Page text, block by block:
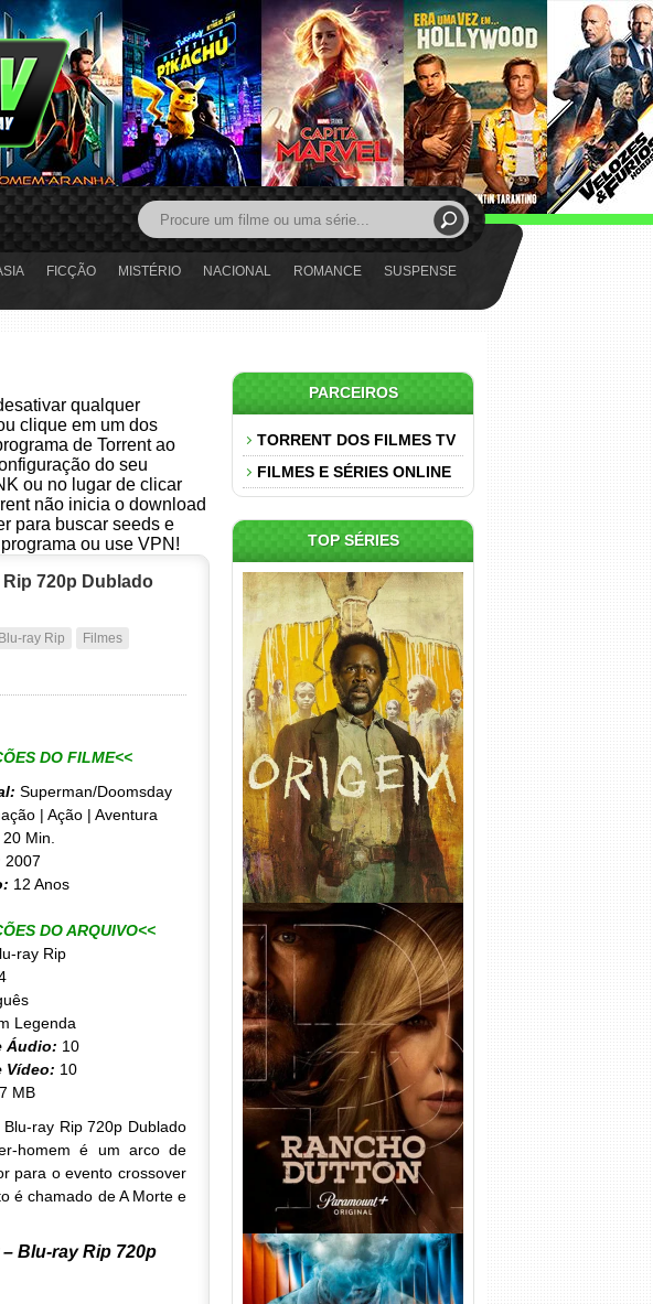
FICÇÃO MISTÉRIO NACIONAL ROMANCE
SUSPENSE
qualquer
clique em um dos
de Torrent ao
do seu
ou no lugar de clicar
não inicia o download
para buscar seeds e
ou use VPN!
720p Dublado
Blu-ray Rip
Filmes
DO FILME<<
Superman/Doomsday
| Ação | Aventura
Min.
2007
12 Anos
DO ARQUIVO<<
ray Rip
Legenda
Áudio: 10
Vídeo: 10
MB
ray Rip 720p Dublado
homem é um arco de
para o evento crossover
é chamado de A Morte e
Blu-ray Rip 720p
PARCEIROS
TORRENT DOS FILMES TV
FILMES E SÉRIES ONLINE
TOP SÉRIES
Origem 4ª Temporada Torrent
(2026) WEB-DL 1080p/4K
Dual Áudio
Rancho Dutton 1ª
Temporada Torrent (2026)
WEB-DL 1080p Dual Áudio